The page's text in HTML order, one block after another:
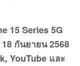
15 Series 5G
กันยายน 2568
YouTube และ